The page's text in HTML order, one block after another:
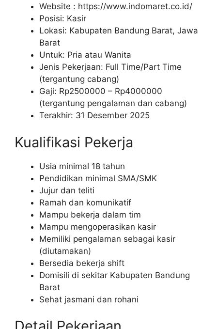
Website : https://www.indomaret.co.id/
Posisi: Kasir
Lokasi: Kabupaten Bandung Barat, Jawa
Barat
Untuk: Pria atau Wanita
Jenis Pekerjaan: Full Time/Part Time
(tergantung cabang)
Gaji: Rp2500000 – Rp4000000
(tergantung pengalaman dan cabang)
Terakhir: 31 Desember 2025
Kualifikasi Pekerja
Usia minimal 18 tahun
Pendidikan minimal SMA/SMK
Jujur dan teliti
Ramah dan komunikatif
Mampu bekerja dalam tim
Mampu mengoperasikan kasir
Memiliki pengalaman sebagai kasir
(diutamakan)
Bersedia bekerja shift
Domisili di sekitar Kabupaten Bandung
Barat
Sehat jasmani dan rohani